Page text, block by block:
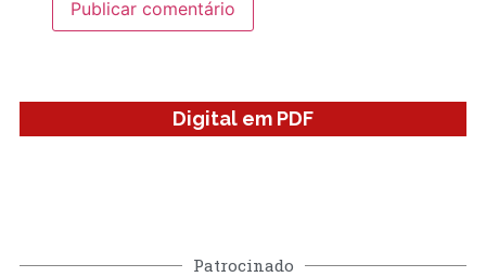
Digital em PDF
Patrocinado